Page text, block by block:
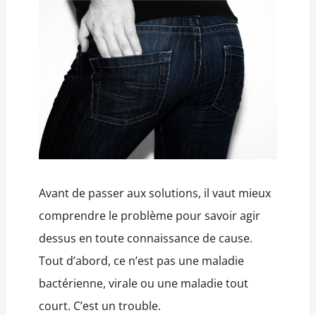
Avant de passer aux solutions, il vaut mieux
comprendre le problème pour savoir agir
dessus en toute connaissance de cause.
Tout d’abord, ce n’est pas une maladie
bactérienne, virale ou une maladie tout
court. C’est un trouble.